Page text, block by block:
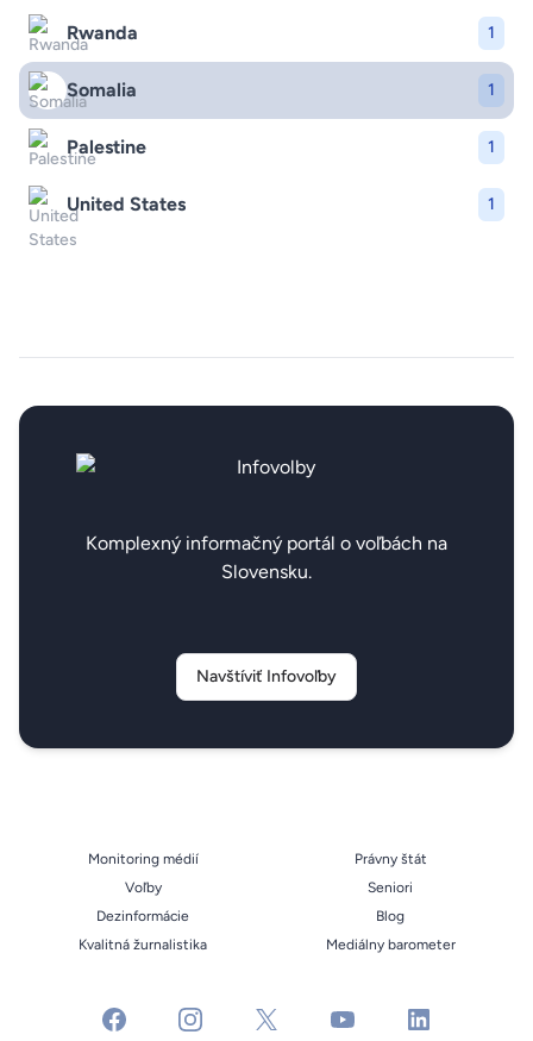
Rwanda 1
Somalia 1
Palestine 1
United States 1
Komplexný informačný portál o voľbách na
Slovensku.
Navštíviť Infovoľby
Monitoring médií
Voľby
Dezinformácie
Kvalitná žurnalistika
Právny štát
Seniori
Blog
Mediálny barometer
facebook instagramx youtube linkedin